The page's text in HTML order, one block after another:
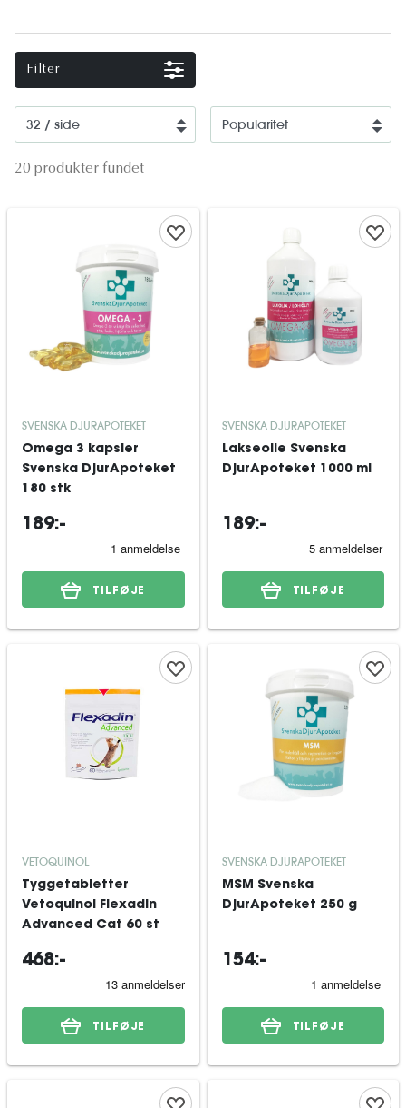
Filter
20 produkter fundet
SVENSKA DJURAPOTEKET
Omega 3 kapsler
Svenska DjurApoteket
180 stk
189:-
TILFØJE
SVENSKA DJURAPOTEKET
Lakseolie Svenska
DjurApoteket 1000 ml
189:-
TILFØJE
VETOQUINOL
Tyggetabletter
Vetoquinol Flexadin
Advanced Cat 60 st
468:-
TILFØJE
SVENSKA DJURAPOTEKET
MSM Svenska
DjurApoteket 250 g
154:-
TILFØJE